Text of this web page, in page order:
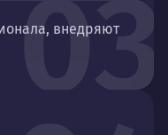
03
внедряют